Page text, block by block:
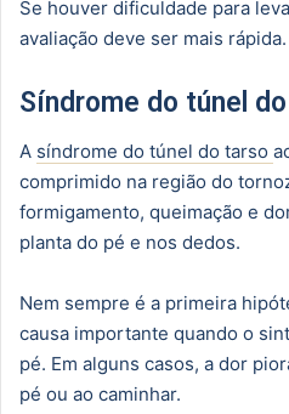
Se houver dificuldade para
avaliação deve ser mais rápida.
Síndrome do túnel
A síndrome do túnel do tarso
comprimido na região do
formigamento, queimação e
planta do pé e nos dedos.
Nem sempre é a primeira
causa importante quando o
pé. Em alguns casos, a dor
pé ou ao caminhar.